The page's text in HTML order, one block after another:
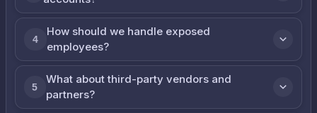
4
How should we handle exposed
employees?
5
What about third-party vendors and
partners?